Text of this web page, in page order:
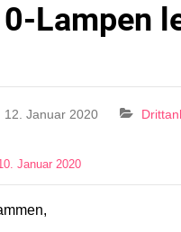
Lampen
12. Januar 2020
Januar 2020